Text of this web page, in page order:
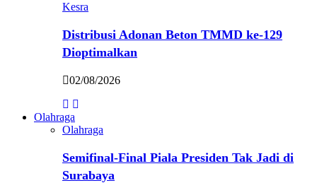
Kesra
Distribusi Adonan Beton TMMD ke-129
Dioptimalkan
02/08/2026
Olahraga
Olahraga
Semifinal-Final Piala Presiden Tak Jadi di
Surabaya